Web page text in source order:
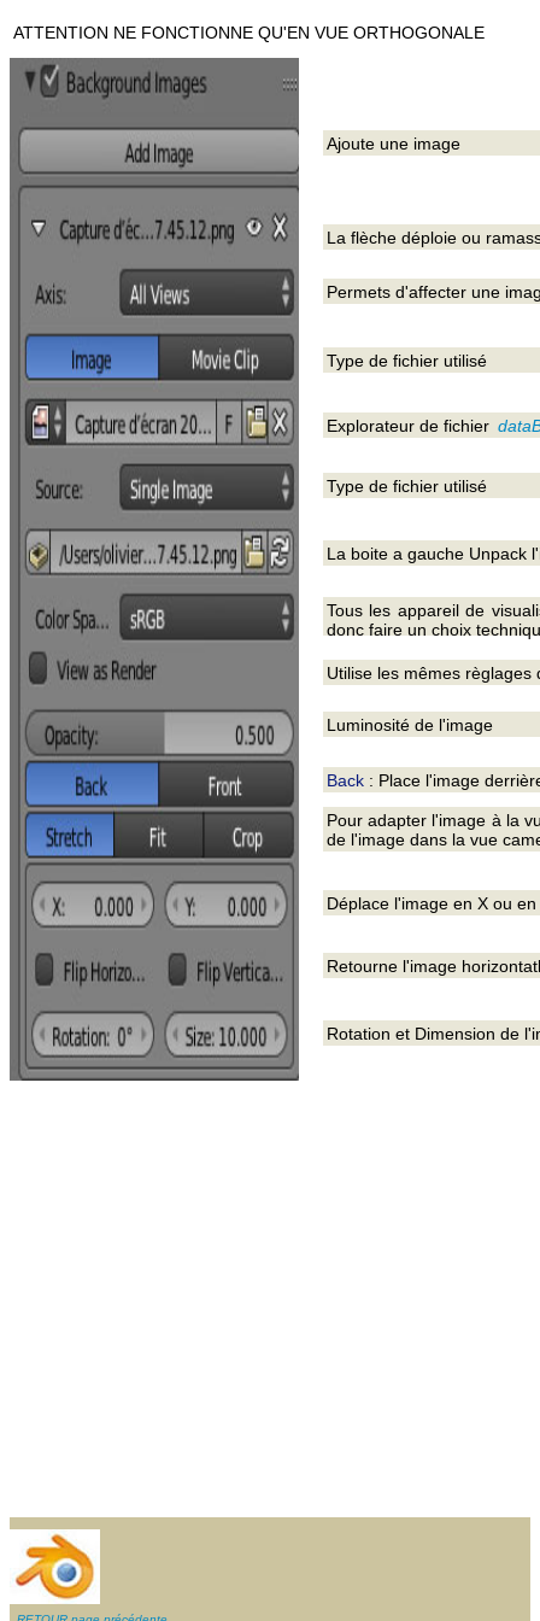
Ajoute une image
La flèche déploie ou
Permets d'affecter une
Explorateur de fichier
Type de fichier utilisé
Type de fichier utilisé
La boite a gauche Unpack
Tous les appareil de
donc faire un choix
Utilise les mêmes
Luminosité de l'image
Back : Place l'image
Pour adapter l'image à la
de l'image dans la vue
Rotation et Dimension de
Retourne l'image
Déplace l'image en X ou en
ATTENTION NE FONCTIONNE QU'EN VUE ORTHOGONALE